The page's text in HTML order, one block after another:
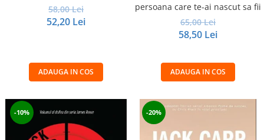
58,00 Lei
52,20 Lei
ADAUGA IN COS
persoana care te-ai nascut sa fii
65,00 Lei
58,50 Lei
ADAUGA IN COS
-10% -20%